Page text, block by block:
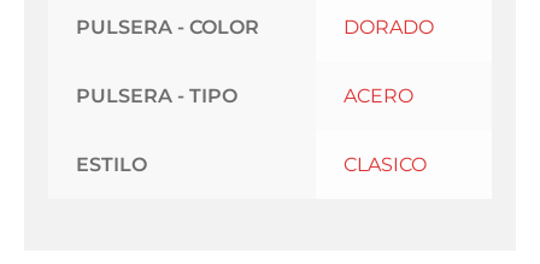
PULSERA - COLOR DORADO
PULSERA - TIPO ACERO
ESTILO CLASICO